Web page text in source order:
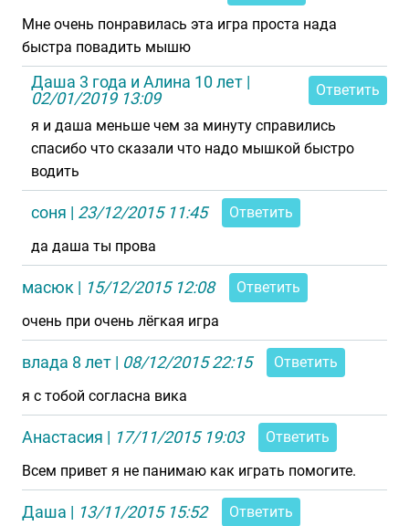
Мне очень понравилась эта игра проста нада
быстра повадить мышю
Даша 3 года и Алина 10 лет |
02/01/2019 13:09
Ответить
я и даша меньше чем за минуту справились
спасибо что сказали что надо мышкой быстро
водить
соня | 23/12/2015 11:45
Ответить
да даша ты прова
масюк | 15/12/2015 12:08
Ответить
очень при очень лёгкая игра
влада 8 лет | 08/12/2015 22:15
Ответить
я с тобой согласна вика
Анастасия | 17/11/2015 19:03
Ответить
Всем привет я не панимаю как играть помогите.
Даша | 13/11/2015 15:52
Ответить